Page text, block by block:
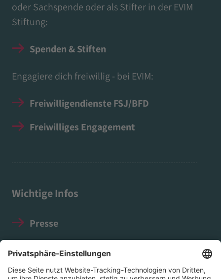
oder Sachspende oder als Stifter in der EVIM
Stiftung:
Spenden & Stiften
Engagiere dich freiwillig - bei EVIM:
Freiwilligendienste FSJ/BFD
Freiwilliges Engagement
Wichtige Infos
Presse
Impressum
Datenschutz